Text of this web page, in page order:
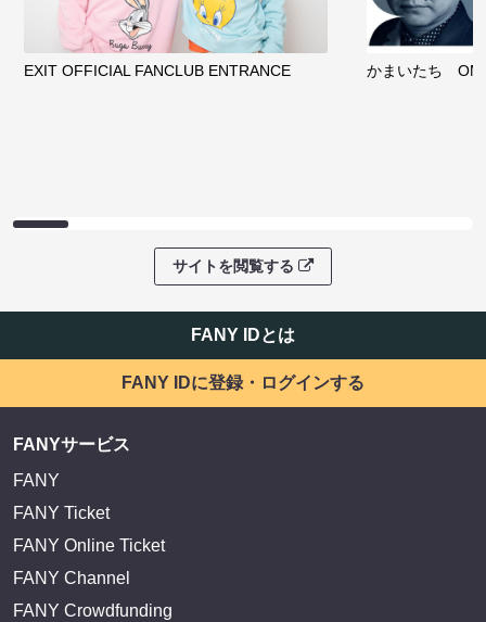
EXIT OFFICIAL FANCLUB ENTRANCE かまいたち
サイトを閲覧する
FANY IDとは
FANY IDに登録・ログインする
FANYサービス
FANY
FANY Ticket
FANY Online Ticket
FANY Channel
FANY Crowdfunding